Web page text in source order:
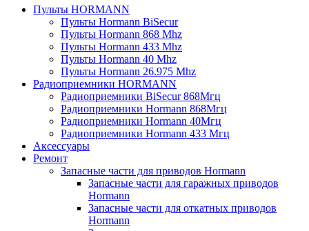
Пульты HORMANN
Пульты Hormann BiSecur
Пульты Hormann 868 Mhz
Пульты Hormann 433 Mhz
Пульты Hormann 40 Mhz
Пульты Hormann 26.975 Mhz
Радиоприемники HORMANN
Радиоприемники BiSecur 868Мгц
Радиоприемники Hormann 868Мгц
Радиоприемники Hormann 40Мгц
Радиоприемники Hormann 433 Мгц
Аксессуары
Ремонт
Запасные части для приводов Hormann
Запасные части для гаражных приводов
Hormann
Запасные части для откатных приводов
Hormann